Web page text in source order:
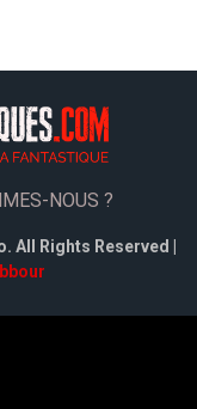
NOUS ?
All Rights Reserved |